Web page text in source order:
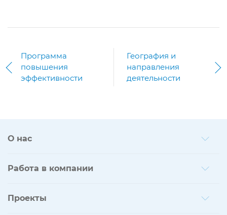
Программа
повышения
эффективности
География и
направления
деятельности
О нас
Работа в компании
Проекты